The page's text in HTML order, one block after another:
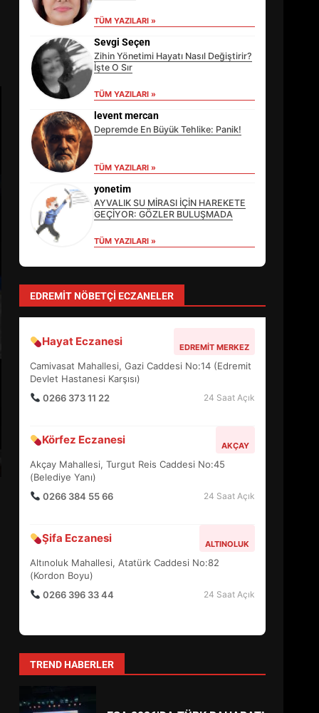
TÜM YAZILARI »
Sevgi Seçen
Zihin Yönetimi Hayatı Nasıl Değiştirir?
İşte O Sır
TÜM YAZILARI »
levent mercan
Depremde En Büyük Tehlike: Panik!
TÜM YAZILARI »
yonetim
AYVALIK SU MİRASI İÇİN HAREKETE
GEÇİYOR: GÖZLER BULUŞMADA
TÜM YAZILARI »
EDREMIT NÖBETÇI ECZANELER
Hayat Eczanesi EDREMIT MERKEZ
Camivasat Mahallesi, Gazi Caddesi No:14 (Edremit
Devlet Hastanesi Karşısı)
0266 373 11 22
24 Saat Açık
Körfez Eczanesi AKÇAY
Akçay Mahallesi, Turgut Reis Caddesi No:45
(Belediye Yanı)
0266 384 55 66
24 Saat Açık
Şifa Eczanesi ALTINOLUK
Altınoluk Mahallesi, Atatürk Caddesi No:82
(Kordon Boyu)
0266 396 33 44
24 Saat Açık
TREND HABERLER
EİB’DE KRİTİK ATAMA:
SÜRDÜRÜLEBİLİRLİKTE NE
DEĞİŞECEK?
4
EDREMİT’İN GURURU TÜRKİYE
FİNALİNDE NE BAŞARDI?
5
BALIKESİR MÜZELERİNDE
SÜRE UZATILDI: NE DEĞİŞTİ?
6
BURHANİYE SATRANÇ
DEĞİŞTİRİYOR?
7
BURHANİYE
BELEDİYESPOR’DA YENİ
YÖNETİM NASIL ŞEKİLLENDİ?
1
HAREKETE GEÇİYOR: GÖZLER